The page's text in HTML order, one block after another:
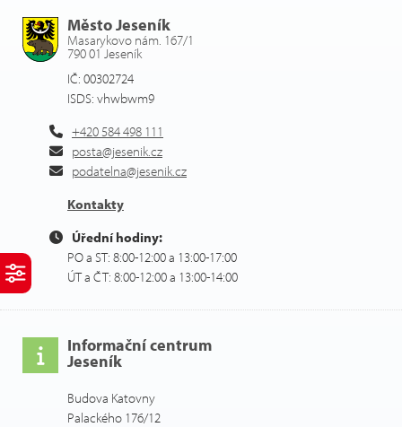
Město Jeseník
Masarykovo nám. 167/1
790 01 Jeseník
IČ: 00302724
ISDS: vhwbwm9
+420 584 498 111
posta@jesenik.cz
podatelna@jesenik.cz
Kontakty
Úřední hodiny:
PO a ST: 8:00-12:00 a 13:00-17:00
ÚT a ČT: 8:00-12:00 a 13:00-14:00
Informační centrum
Jeseník
Budova Katovny
Palackého 176/12